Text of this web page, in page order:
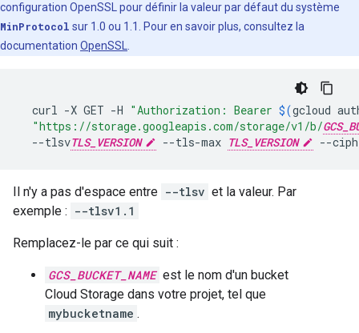
configuration OpenSSL pour définir la valeur par défaut du système
MinProtocol sur 1.0 ou 1.1. Pour en savoir plus, consultez la
documentation OpenSSL
curl -X GET -H "Authorization: Bearer $(gcloud
"https://storage.googleapis.com/storage/v1/b/
--tlsvTLS_VERSION --tls-max TLS_VERSION --
Il n'y a pas d'espace entre --tlsv et la valeur. Par
exemple : --tlsv1.1
Remplacez-le par ce qui suit :
GCS_BUCKET_NAME est le nom d'un bucket
Cloud Storage dans votre projet, tel que
mybucketname .